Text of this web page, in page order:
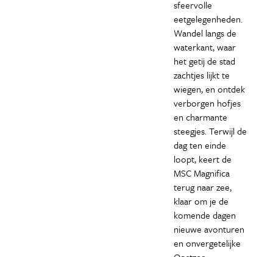
sfeervolle
eetgelegenheden.
Wandel langs de
waterkant, waar
het getij de stad
zachtjes lijkt te
wiegen, en ontdek
verborgen hofjes
en charmante
steegjes. Terwijl de
dag ten einde
loopt, keert de
MSC Magnifica
terug naar zee,
klaar om je de
komende dagen
nieuwe avonturen
en onvergetelijke